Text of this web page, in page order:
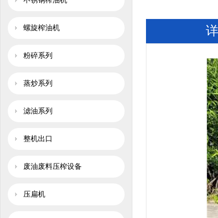
螺旋榨油机
粉碎系列
蒸炒系列
滤油系列
整机出口
废油废料压榨设备
压扁机